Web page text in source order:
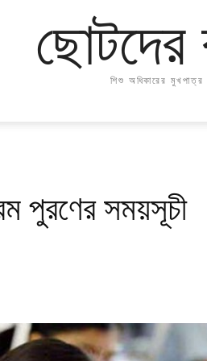
ছোটদের
শিশু অধিকারের মুখপাত্র
পুরণের সময়সূচী